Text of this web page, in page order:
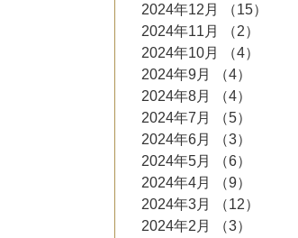
2024年12月
（15）
2024年11月
（2）
2024年10月
（4）
2024年9月
（4）
2024年8月
（4）
2024年7月
（5）
2024年6月
（3）
2024年5月
（6）
2024年4月
（9）
2024年3月
（12）
2024年2月
（3）